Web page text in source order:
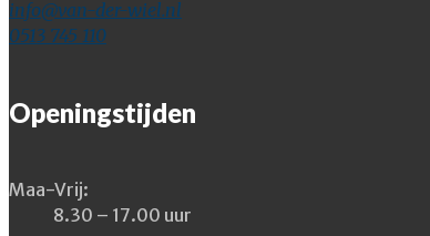
info@van-der-wiel.nl
0513 745 110
Openingstijden
Maa-Vrij:
8.30 – 17.00 uur